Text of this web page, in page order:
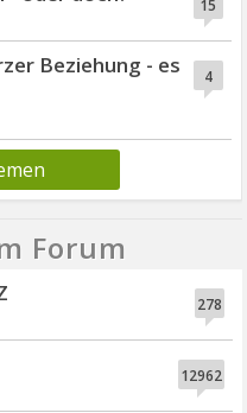
15
4
Beziehung - es
Forum
278
12962